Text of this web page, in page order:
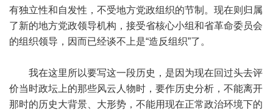
有独立性和自发性，不受地方党政组织的节制。现在则归属
了新的地方党政领导机构，接受省核心小组和省革命委员会
的组织领导，因而已经谈不上是“造反组织”了。
我在这里所以要写这一段历史，是因为现在回过头去评
价当时政坛上的那些风云人物时，要作历史分析，不能离开
那时的历史大背景、大形势，不能用现在正常政治环境下的